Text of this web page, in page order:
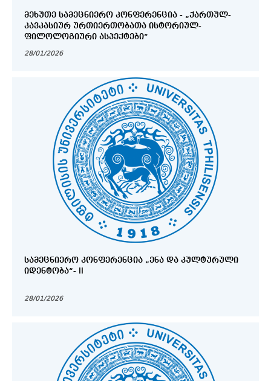
ᲛᲔᲮᲣᲗᲔ ᲡᲐᲛᲔᲪᲜᲘᲔᲠᲝ ᲙᲝᲜᲤᲔᲠᲔᲜᲪᲘᲐ - „ᲥᲐᲠᲗᲣᲚ-
ᲙᲐᲕᲙᲐᲡᲘᲣᲠ ᲣᲠᲗᲘᲔᲠᲗᲝᲑᲐᲗᲐ ᲘᲡᲢᲝᲠᲘᲣᲚ-
ᲤᲘᲚᲝᲚᲝᲒᲘᲣᲠᲘ ᲐᲡᲞᲔᲥᲢᲔᲑᲘ“
28/01/2026
ᲡᲐᲛᲔᲪᲜᲘᲔᲠᲝ ᲙᲝᲜᲤᲔᲠᲔᲜᲪᲘᲐ „ᲔᲜᲐ ᲓᲐ ᲙᲣᲚᲢᲣᲠᲣᲚᲘ
ᲘᲓᲔᲜᲢᲝᲑᲐ“- II
28/01/2026